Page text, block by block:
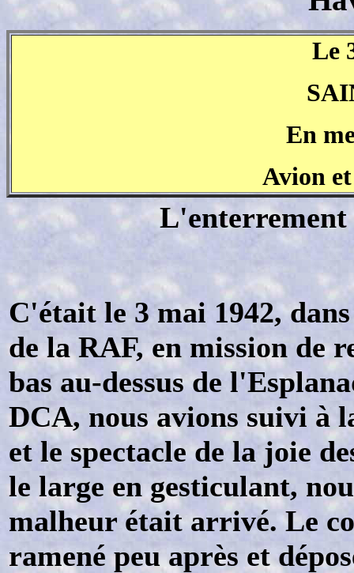
Le
En
Avion
L'enterrement
C'était le 3 mai 1942,
de la RAF, en mission de
bas au-dessus de
DCA, nous avions suivi à
et le spectacle de la joie
le large en gesticulant,
malheur était arrivé. Le
ramené peu après et